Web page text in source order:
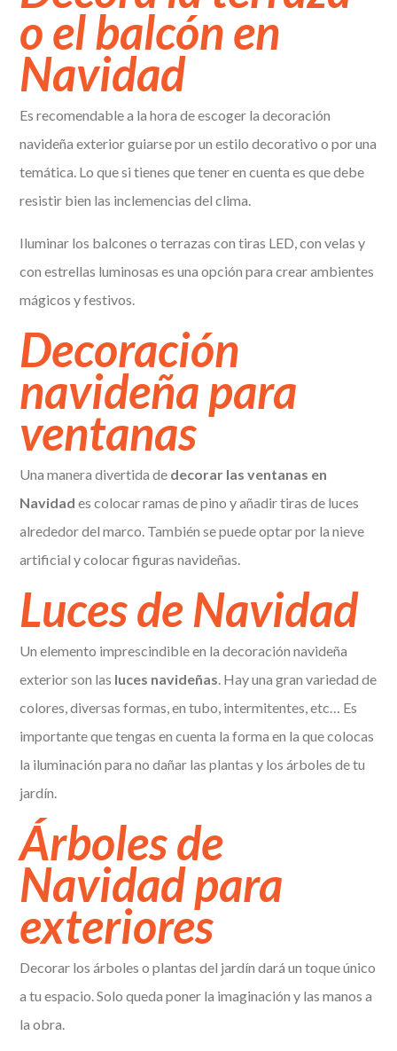
o el balcón en
Navidad
Es recomendable a la hora de escoger la decoración
navideña exterior guiarse por un estilo decorativo o por una
temática. Lo que si tienes que tener en cuenta es que debe
resistir bien las inclemencias del clima.
Iluminar los balcones o terrazas con tiras LED, con velas y
con estrellas luminosas es una opción para crear ambientes
mágicos y festivos.
Decoración
navideña para
ventanas
Una manera divertida de decorar las ventanas en
Navidad es colocar ramas de pino y añadir tiras de luces
alrededor del marco. También se puede optar por la nieve
artificial y colocar figuras navideñas.
Luces de Navidad
Un elemento imprescindible en la decoración navideña
exterior son las luces navideñas. Hay una gran variedad de
colores, diversas formas, en tubo, intermitentes, etc… Es
importante que tengas en cuenta la forma en la que colocas
la iluminación para no dañar las plantas y los árboles de tu
jardín.
Árboles de
Navidad para
exteriores
Decorar los árboles o plantas del jardín dará un toque único
a tu espacio. Solo queda poner la imaginación y las manos a
la obra.